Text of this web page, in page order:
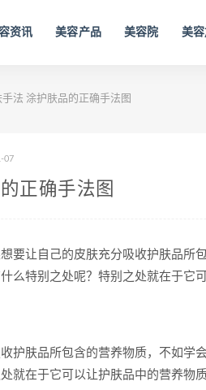
资讯 美容产品 美容院 美容
手法 涂护肤品的正确手法图
07
正确手法图
要让自己的皮肤充分吸收护肤品所
么特别之处呢？特别之处就在于它
护肤品所包含的营养物质，不如学
就在于它可以让护肤品中的营养物